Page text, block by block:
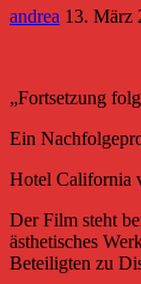
andrea 13. März
„Fortsetzung
Ein
Hotel California
Der Film steht
ästhetisches
Beteiligten zu